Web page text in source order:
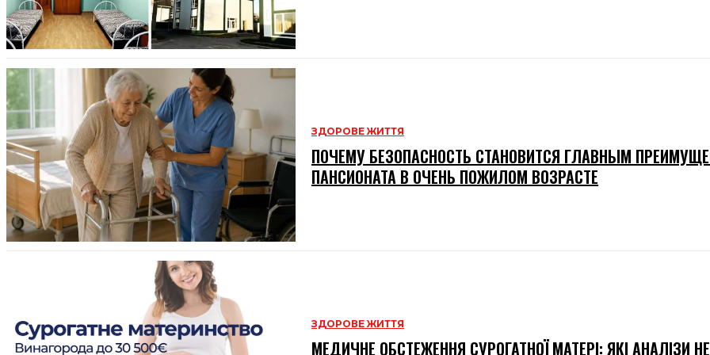
ЗДОРОВЕ ЖИТТЯ
ПОЧЕМУ БЕЗОПАСНОСТЬ СТАНОВИТСЯ ГЛАВНЫМ
ПАНСИОНАТА В ОЧЕНЬ ПОЖИЛОМ ВОЗРАСТЕ
ЗДОРОВЕ ЖИТТЯ
МЕДИЧНЕ ОБСТЕЖЕННЯ СУРОГАТНОЇ МАТЕРІ: ЯКІ АНАЛІЗИ